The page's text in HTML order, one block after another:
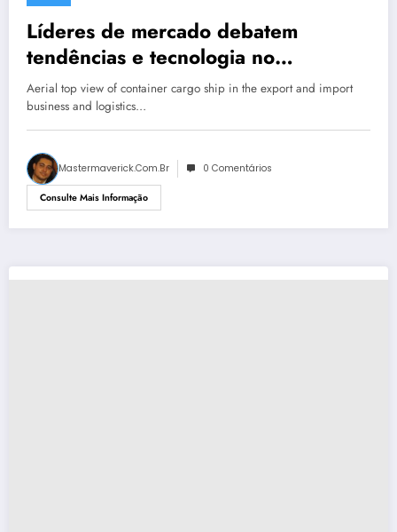
Líderes de mercado debatem
tendências e tecnologia no
LogísticaBrasil em São Paulo
Aerial top view of container cargo ship in the export and import
business and logistics…
Mastermaverick.com.br 0 Comentários
Consulte Mais Informação